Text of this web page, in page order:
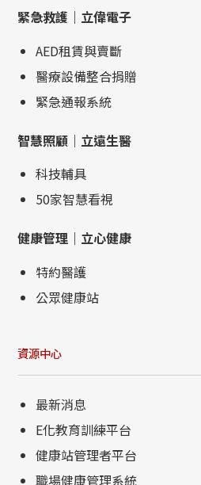
緊急救護｜立偉電子
AED租賃與賣斷
醫療設備整合捐贈
緊急通報系統
智慧照顧｜立遠生醫
科技輔具
50家智慧看視
健康管理｜立心健康
特約醫護
公眾健康站
資源中心
最新消息
E化教育訓練平台
健康站管理者平台
職場健康管理系統